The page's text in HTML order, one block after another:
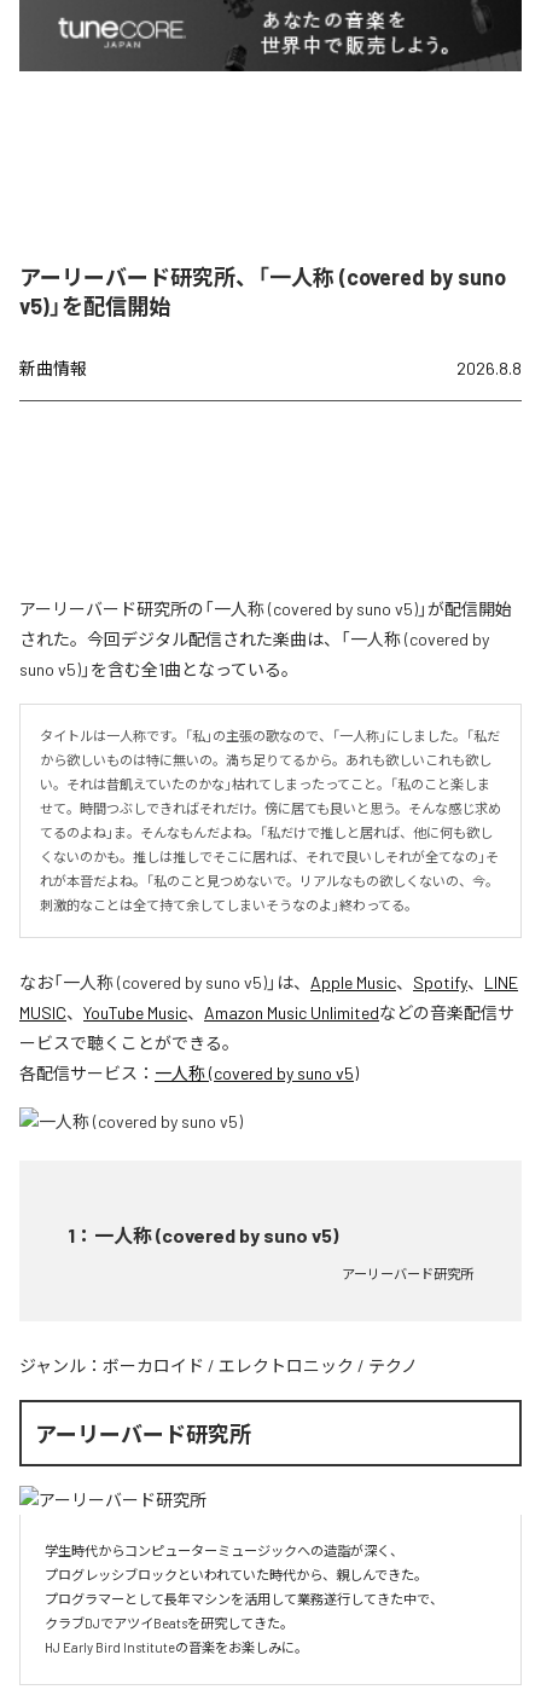
アーリーバード研究所、「一人称 (covered by suno
v5)」を配信開始
新曲情報 2026.8.8
アーリーバード研究所の「一人称 (covered by suno v5)」が配信開始
された。今回デジタル配信された楽曲は、「一人称 (covered by
suno v5)」を含む全1曲となっている。
タイトルは一人称です。「私」の主張の歌なので、「一人称」にしました。「私だ
から欲しいものは特に無いの。満ち足りてるから。あれも欲しいこれも欲し
い。それは昔飢えていたのかな」枯れてしまったってこと。「私のこと楽しま
せて。時間つぶしできればそれだけ。傍に居ても良いと思う。そんな感じ求め
てるのよね」ま。そんなもんだよね。「私だけで推しと居れば、他に何も欲し
くないのかも。推しは推しでそこに居れば、それで良いしそれが全てなの」そ
れが本音だよね。「私のこと見つめないで。リアルなもの欲しくないの、今。
刺激的なことは全て持て余してしまいそうなのよ」終わってる。
なお「一人称 (covered by suno v5)」は、 Apple Music、 Spotify、 LINE
MUSIC、 YouTube Music、 Amazon Music Unlimitedなどの音楽配信サ
ービスで聴くことができる。
各配信サービス： 一人称 (covered by suno v5)
1 ： 一人称 (covered by suno v5)
アーリーバード研究所
ジャンル： ボーカロイド / エレクトロニック / テクノ
アーリーバード研究所
学生時代からコンピューターミュージックへの造詣が深く、
プログレッシブロックといわれていた時代から、親しんできた。
プログラマーとして長年マシンを活用して業務遂行してきた中で、
クラブDJでアツイBeatsを研究してきた。
HJ Early Bird Instituteの音楽をお楽しみに。